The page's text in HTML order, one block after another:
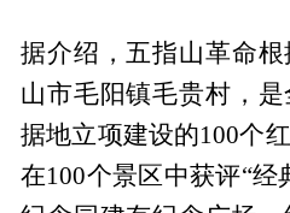
据介绍，五指山革命
山市毛阳镇毛贵村，
据地立项建设的100个
在100个景区中获评“经